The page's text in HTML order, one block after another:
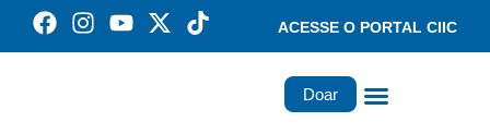
ACESSE O PORTAL CIIC
Doar